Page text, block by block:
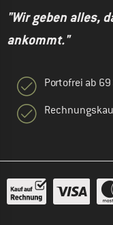
"Wir geben alles,
ankommt."
Portofrei ab 69